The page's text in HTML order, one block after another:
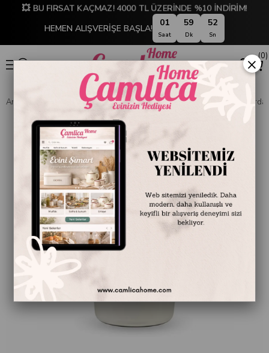
💥 BU FIRSAT KAÇMAZ! 4000 TL ÜZERİNDE %10 İNDİRİM!
HEMEN ALIŞVERİŞE BAŞLA! 01
Saat
59
Dk
52
Sn
0
Anasayfa EMAYE DÜNYASI Kupa ve Bardaklar Emayra Emaye
×